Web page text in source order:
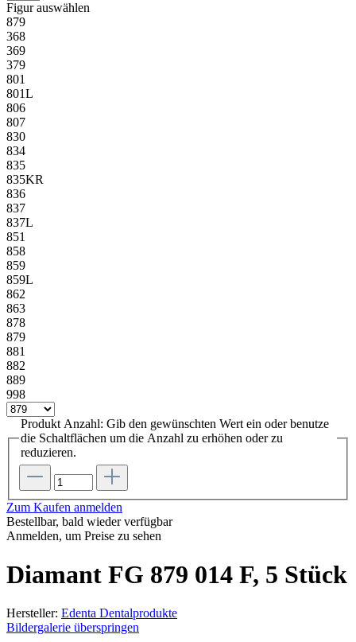
Figurauswählen
879
368
369
379
801
801L
806
807
830
834
835
835KR
836
837
837L
851
858
859
859L
862
863
878
879
881
882
889
998
Produkt Anzahl: Gib den gewünschten Wert ein oder benutze
die Schaltflächen um die Anzahl zu erhöhen oder zu
reduzieren.
Zum Kaufen anmelden
Bestellbar, bald wieder verfügbar
Anmelden, um Preise zu sehen
Diamant FG 879 014 F, 5 Stück
Hersteller: Edenta Dentalprodukte
Bildergalerie überspringen